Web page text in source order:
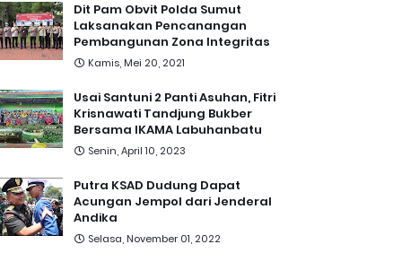
Dit Pam Obvit Polda Sumut
Laksanakan Pencanangan
Pembangunan Zona Integritas
Kamis, Mei 20, 2021
Usai Santuni 2 Panti Asuhan, Fitri
Krisnawati Tandjung Bukber
Bersama IKAMA Labuhanbatu
Senin, April 10, 2023
Putra KSAD Dudung Dapat
Acungan Jempol dari Jenderal
Andika
Selasa, November 01, 2022